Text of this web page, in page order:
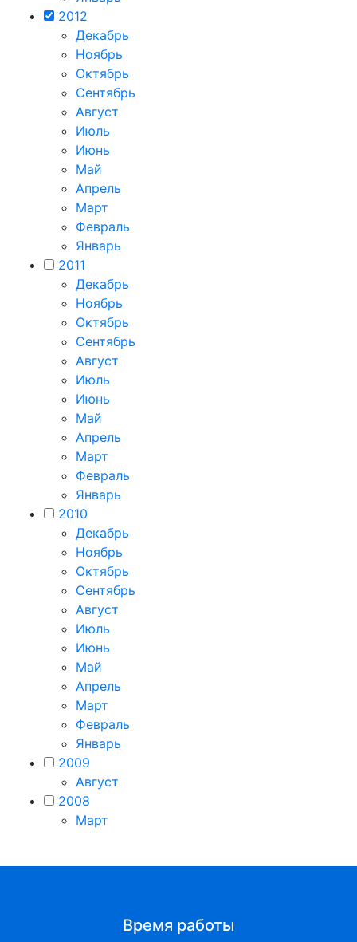
2012
Декабрь
Ноябрь
Октябрь
Сентябрь
Август
Июль
Июнь
Май
Апрель
Март
Февраль
Январь
2011
Декабрь
Ноябрь
Октябрь
Сентябрь
Август
Июль
Июнь
Май
Апрель
Март
Февраль
Январь
2010
Декабрь
Ноябрь
Октябрь
Сентябрь
Август
Июль
Июнь
Май
Апрель
Март
Февраль
Январь
2009
Август
2008
Март
Время работы